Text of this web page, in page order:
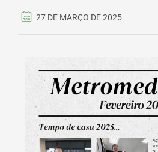
27 DE MARÇO DE 2025